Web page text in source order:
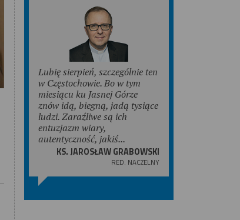
Lubię sierpień, szczególnie ten
w Częstochowie. Bo w tym
miesiącu ku Jasnej Górze
znów idą, biegną, jadą tysiące
ludzi. Zaraźliwe są ich
entuzjazm wiary,
autentyczność, jakiś...
KS. JAROSŁAW GRABOWSKI
RED. NACZELNY